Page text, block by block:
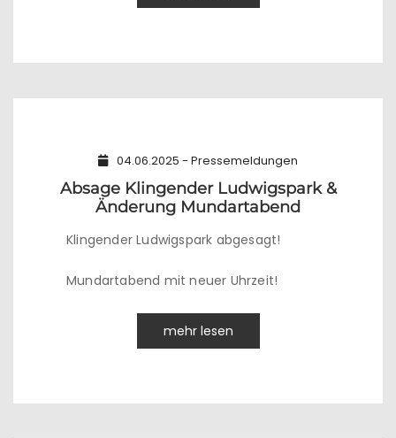
04.06.2025 - Pressemeldungen
Absage Klingender Ludwigspark &
Änderung Mundartabend
Klingender Ludwigspark abgesagt!
Mundartabend mit neuer Uhrzeit!
mehr lesen